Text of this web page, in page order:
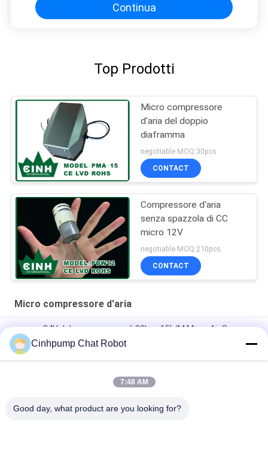
Continua
Top Prodotti
Micro compressore
d'aria del doppio
diaframma
negotiable MOQ:30pcs
CONTACT
Compressore d'aria
senza spazzola di CC
micro 12V
negotiable MOQ:210pcs
CONTACT
Micro compressore d'aria
pompa 24V del compressore di 30kpa 15L/M Micro Air Screw
per lo strumento di massaggio dell'aria
Compressore senza spazzola 12V dell'acqua dell'aria di CC
Cinhpump Chat Robot
7:48 AM
Good day, what product are you looking for?